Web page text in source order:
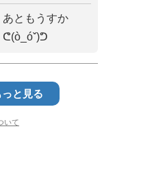
あともうすか
ᕦ(ò_óˇ)ᕤ
と見る
いて